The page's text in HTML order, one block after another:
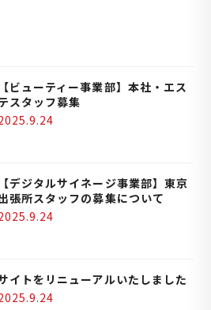
【ビューティー事業部】本社・エス
スタッフ募集
【デジタルサイネージ事業部】東京
張所スタッフの募集について
イトをリニューアルいたしました